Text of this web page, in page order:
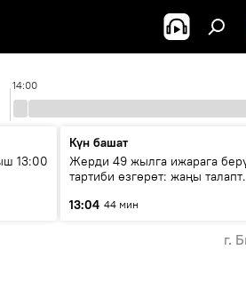
14:00
13:00
Күн башат
Жерди 49 жылга ижарага
тартиби өзгөрөт: жаңы
13:04 44 мин
г.